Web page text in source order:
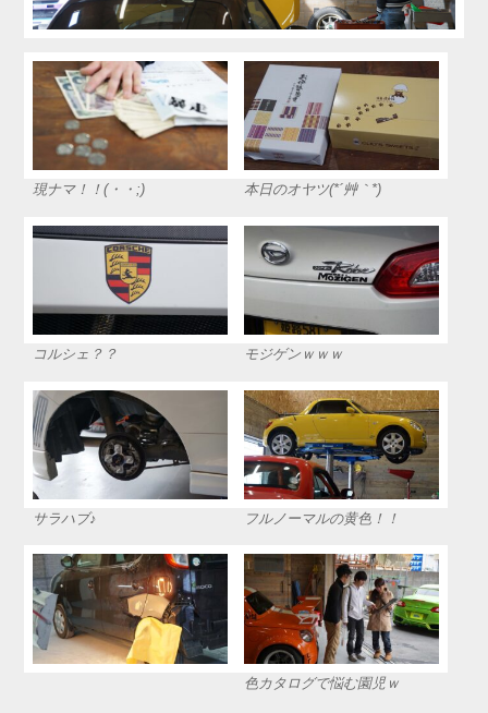
現ナマ！！(・・;) 本日のオヤツ(*´艸｀*)
コルシェ？？ モジゲンｗｗｗ
サラハブ♪ フルノーマルの黄色！！
色カタログで悩む園児ｗ